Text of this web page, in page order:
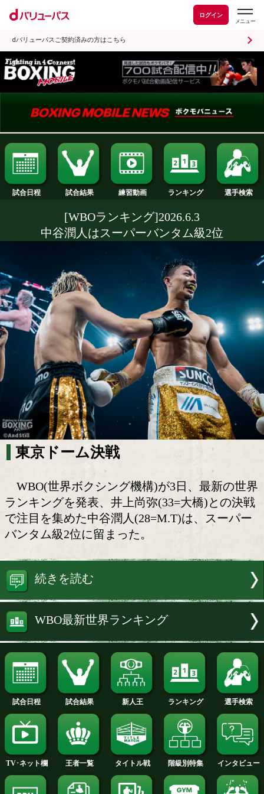
ログイン
dバリューパスご契約済みの方はこちら
試合日程 試合結果 練習動画 ランキング
[WBOランキング]2026.6.3
中谷潤人はスーパーバンタム級2
東京ドーム決戦
WBO(世界ボクシング機構)が3日、最
ランキングを発表、井上尚弥(33=大橋)
で注目を集めた中谷潤人(28=M.T)は、
バンタム級2位に留まった。
続きを読む
WBO最新世界ランキング